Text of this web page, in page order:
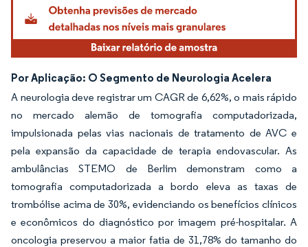
Por Aplicação: O Segmento de Neurologia Acelera
A neurologia deve registrar um CAGR de 6,62%, o mais rápido
no mercado alemão de tomografia computadorizada,
impulsionada pelas vias nacionais de tratamento de AVC e
pela expansão da capacidade de terapia endovascular. As
ambulâncias STEMO de Berlim demonstram como a
tomografia computadorizada a bordo eleva as taxas de
trombólise acima de 30%, evidenciando os benefícios clínicos
e econômicos do diagnóstico por imagem pré-hospitalar. A
oncologia preservou a maior fatia de 31,78% do tamanho do